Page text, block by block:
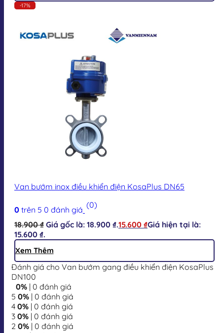
-17%
Van bướm inox điều khiển điện KosaPlus DN65
0 trên 5 0 đánh giá (0)
18.900₫ Giá gốc là: 18.900 ₫.15.600 ₫Giá hiện tại là:
15.600 ₫.
Xem Thêm
Đánh giá cho Van bướm gang điều khiển điện KosaPlus
DN100
0% | 0 đánh giá
5 0% | 0 đánh giá
4 0% | 0 đánh giá
3 0% | 0 đánh giá
2 0% | 0 đánh giá